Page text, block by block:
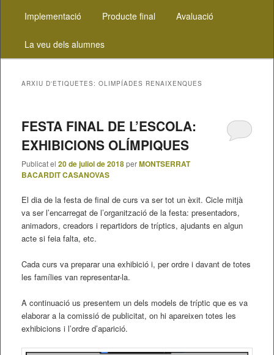
al
contingut
al
contingut
Implementació Producte final Avaluació
La veu dels alumnes
ARXIU D'ETIQUETES: OLIMPÍADES RENAIXENQUES
FESTA FINAL DE L’ESCOLA:
EXHIBICIONS OLÍMPIQUES
Publicat el 20 de juliol de 2018perMONTSERRAT
BACARDIT CASANOVAS
El dia de la festa de final de curs va ser tot un èxit. Cicle mitjà
va ser l’encarregat de l’organització de la festa: presentadors,
animadors, creadors i repartidors de tríptics, ajudants en algun
acte si feia falta, etc.
Cada curs va preparar una exhibició i, per ordre i davant de totes
les famílies van representar-la.
A continuació us presentem un dels models de tríptic que es va
elaborar a la comissió de publicitat, on hi apareixen totes les
exhibicions i l’ordre d’aparició.